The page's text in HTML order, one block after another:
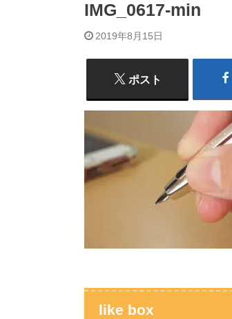
IMG_0617-min
2019年8月15日
ポスト
like box